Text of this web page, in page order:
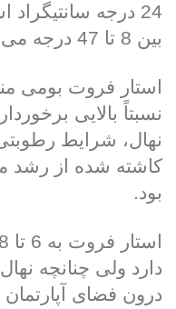
24 درجه
بین 8 تا 47 درجه می‌باشد.
استار فروت بومی
نسبتاً بالایی
نهال، شرایط
کاشته شده از رشد
بود.
دارد ولی چنانچه
درون فضای